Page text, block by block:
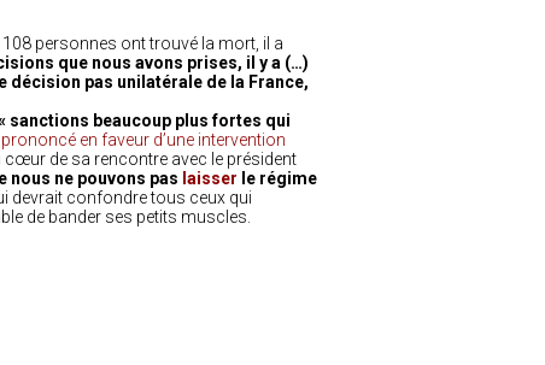
personnes ont trouvé la mort, il a
que nous avons prises, il y a (…)
décision pas unilatérale de la France,
sanctions beaucoup plus fortes qui
prononcé en faveur d’une intervention
cœur de sa rencontre avec le président
nous ne pouvons pas laisser le régime
devrait confondre tous ceux qui
de bander ses petits muscles.